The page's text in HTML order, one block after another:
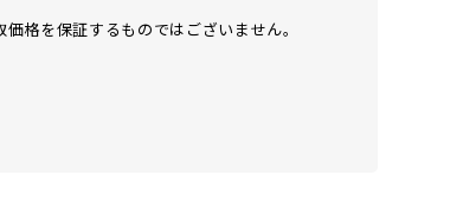
格を保証するものではございません。